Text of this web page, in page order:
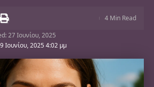
Ιουνίου, 2025 4:02 μμ
27 Ιουνίου, 2025
4 Min Read